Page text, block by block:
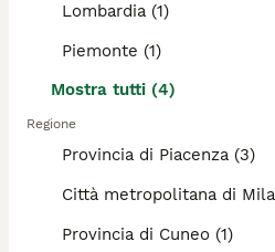
Lombardia (1)
Piemonte (1)
Mostra tutti (4)
Regione
Provincia di Piacenza (3)
Città metropolitana di
Provincia di Cuneo (1)